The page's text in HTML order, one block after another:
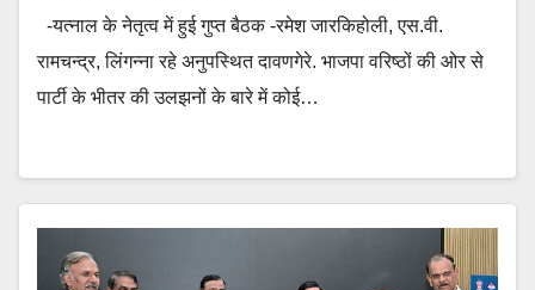
-यत्नाल के नेतृत्व में हुई गुप्त बैठक -रमेश जारकिहोली, एस.वी.
रामचन्द्र, लिंगन्ना रहे अनुपस्थित दावणगेरे. भाजपा वरिष्ठों की ओर से
पार्टी के भीतर की उलझनों के बारे में कोई…